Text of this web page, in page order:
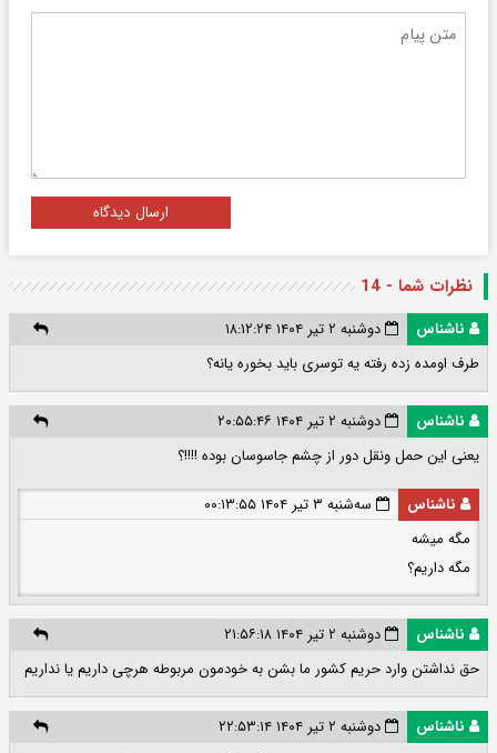
ارسال دیدگاه
نظرات شما - 14
ناشناس
دوشنبه ۲ تیر ۱۴۰۴ ۱۸:۱۲:۲۴
طرف اومده زده رفته یه توسری باید بخوره یانه؟
ناشناس
دوشنبه ۲ تیر ۱۴۰۴ ۲۰:۵۵:۴۶
یعنی این حمل ونقل دور از چشم جاسوسان بوده !!!!؟
ناشناس
سه‌شنبه ۳ تیر ۱۴۰۴ ۰۰:۱۳:۵۵
مگه میشه
مگه داریم؟
ناشناس
دوشنبه ۲ تیر ۱۴۰۴ ۲۱:۵۶:۱۸
حق نداشتن وارد حریم کشور ما بشن به خودمون مربوطه هرچی داریم یا نداریم
ناشناس
دوشنبه ۲ تیر ۱۴۰۴ ۲۲:۵۳:۱۴